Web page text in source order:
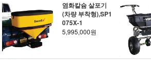
염화칼슘 살포기
(차량 부착형),SP1
075X-1
5,995,000원